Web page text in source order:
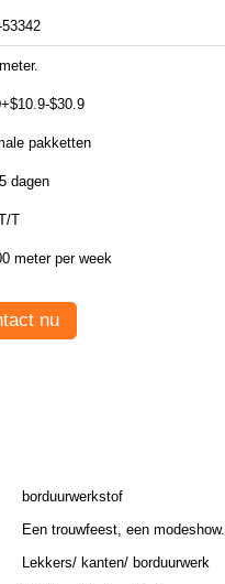
53342
$30.9
pakketten
dagen
T
meter per week
nu
borduurwerkstof
Een trouwfeest, een modeshow.
Lekkers/ kanten/ borduurwerk